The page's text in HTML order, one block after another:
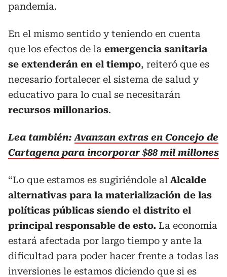
pandemia.
En el mismo sentido y teniendo en cuenta
que los efectos de la emergencia sanitaria
se extenderán en el tiempo, reiteró que es
necesario fortalecer el sistema de salud y
educativo para lo cual se necesitarán
recursos millonarios.
Lea también: Avanzan extras en Concejo de
Cartagena para incorporar $88 mil millones
“Lo que estamos es sugiriéndole al Alcalde
alternativas para la materialización de las
políticas públicas siendo el distrito el
principal responsable de esto. La economía
estará afectada por largo tiempo y ante la
dificultad para poder hacer frente a todas las
inversiones le estamos diciendo que si es